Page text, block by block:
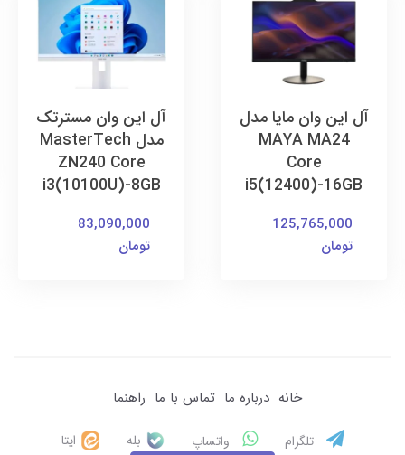
آل این وان مایا مدل
MAYA MA24
Core
i5(12400)-16GB
125,765,000
تومان
آل این وان مسترتک
مدل MasterTech
ZN240 Core
i3(10100U)-8GB
83,090,000
تومان
خانه درباره ما تماس با ما راهنما
تلگرام واتساپ بله ایتا